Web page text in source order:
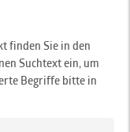
finden Sie in den
Suchtext ein, um
Begriffe bitte in